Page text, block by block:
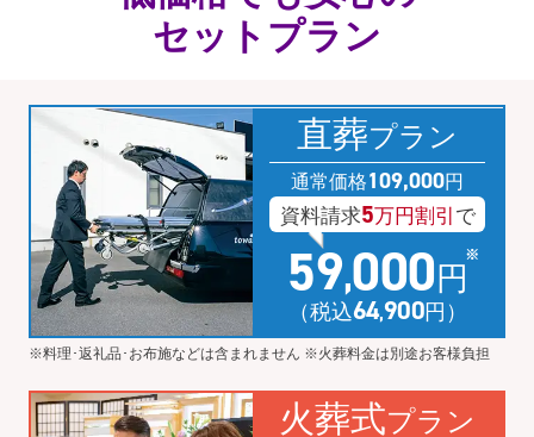
セットプラン
直葬プラン
通常価格109,000円
資料請求5万円割引 で
59,000円
（税込64,900円）
※料理･返礼品･お布施などは含まれません ※火葬料金は別途お客様負担
火葬式プラン